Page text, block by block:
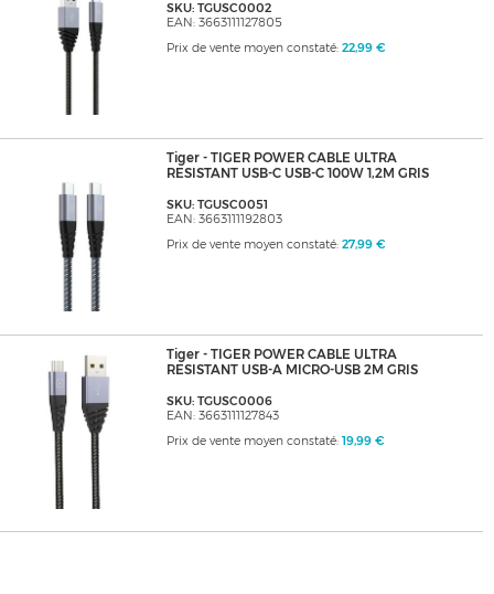
SKU: TGUSC0002
EAN: 3663111127805
Prix de vente moyen constaté: 22,99 €
Tiger - TIGER POWER CABLE ULTRA
RESISTANT USB-C USB-C 100W 1,2M GRIS
SKU: TGUSC0051
EAN: 3663111192803
Prix de vente moyen constaté: 27,99 €
Tiger - TIGER POWER CABLE ULTRA
RESISTANT USB-A MICRO-USB 2M GRIS
SKU: TGUSC0006
EAN: 3663111127843
Prix de vente moyen constaté: 19,99 €